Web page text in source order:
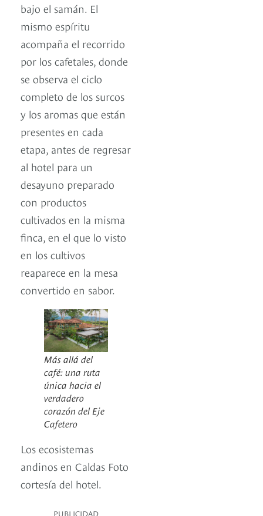
bajo el samán. El
mismo espíritu
acompaña el recorrido
por los cafetales, donde
se observa el ciclo
completo de los surcos
y los aromas que están
presentes en cada
etapa, antes de regresar
al hotel para un
desayuno preparado
con productos
cultivados en la misma
finca, en el que lo visto
en los cultivos
reaparece en la mesa
convertido en sabor.
Más allá del
café: una ruta
única hacia el
verdadero
corazón del Eje
Cafetero
Los ecosistemas
andinos en Caldas Foto
cortesía del hotel.
PUBLICIDAD